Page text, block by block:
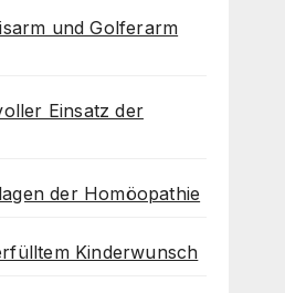
und Golferarm
Einsatz der
der Homöopathie
Kinderwunsch